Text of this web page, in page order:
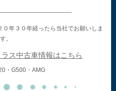
年３０年経ったら当社でお願いしま
す。
ス中古車情報はこちら
・G500・AMG